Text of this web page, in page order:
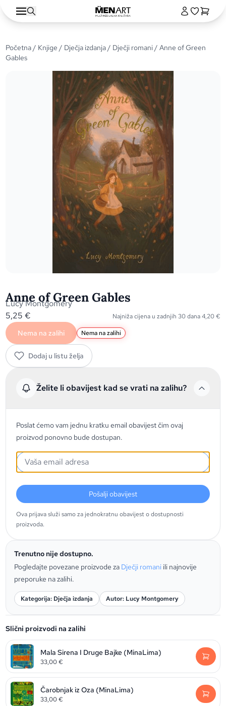
Početna/ Knjige / Dječja izdanja/ Dječji romani/ Anne of Green
Gables
Anne of Green Gables
Lucy Montgomery
5,25€ Najniža cijena u zadnjih 30 dana4,20€
Nema na zalihi Nema na zalihi
Dodaj u listu želja
Želite li obavijest kad se vrati na zalihu?
Poslat ćemo vam jednu kratku email obavijest čim ovaj
proizvod ponovno bude dostupan.
Pošalji obavijest
Ova prijava služi samo za jednokratnu obavijest o dostupnosti
proizvoda.
Trenutno nije dostupno.
Pogledajte povezane proizvode za Dječji romani ili najnovije
preporuke na zalihi.
Kategorija: Dječja izdanja Autor: Lucy Montgomery
Slični proizvodi na zalihi
Mala Sirena I Druge Bajke (MinaLima)
33,00€
Čarobnjak iz Oza (MinaLima)
33,00€